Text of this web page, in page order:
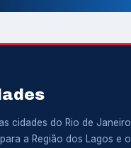
cidades do Rio de Janeiro,
a Região dos Lagos e o